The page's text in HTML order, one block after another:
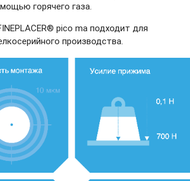
горячего газа.
pico ma подходит для
производства.